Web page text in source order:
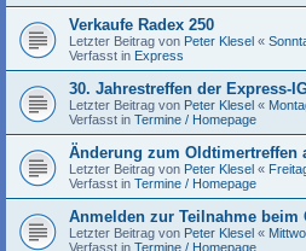
Verkaufe Radex 250
Letzter Beitrag von Peter Klesel «
Verfasst in Express
30. Jahrestreffen der Express-
Letzter Beitrag von Peter Klesel «
Verfasst in Termine / Homepage
Änderung zum Oldtimertreffen
Letzter Beitrag von Peter Klesel «
Verfasst in Termine / Homepage
Anmelden zur Teilnahme beim
Letzter Beitrag von Peter Klesel «
Verfasst in Termine / Homepage